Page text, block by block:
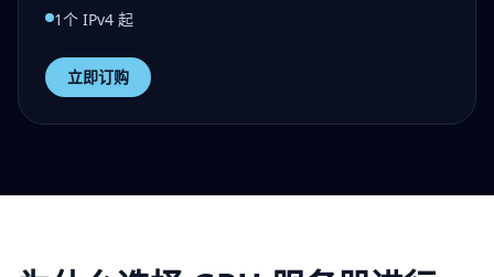
1个 IPv4 起
立即订购